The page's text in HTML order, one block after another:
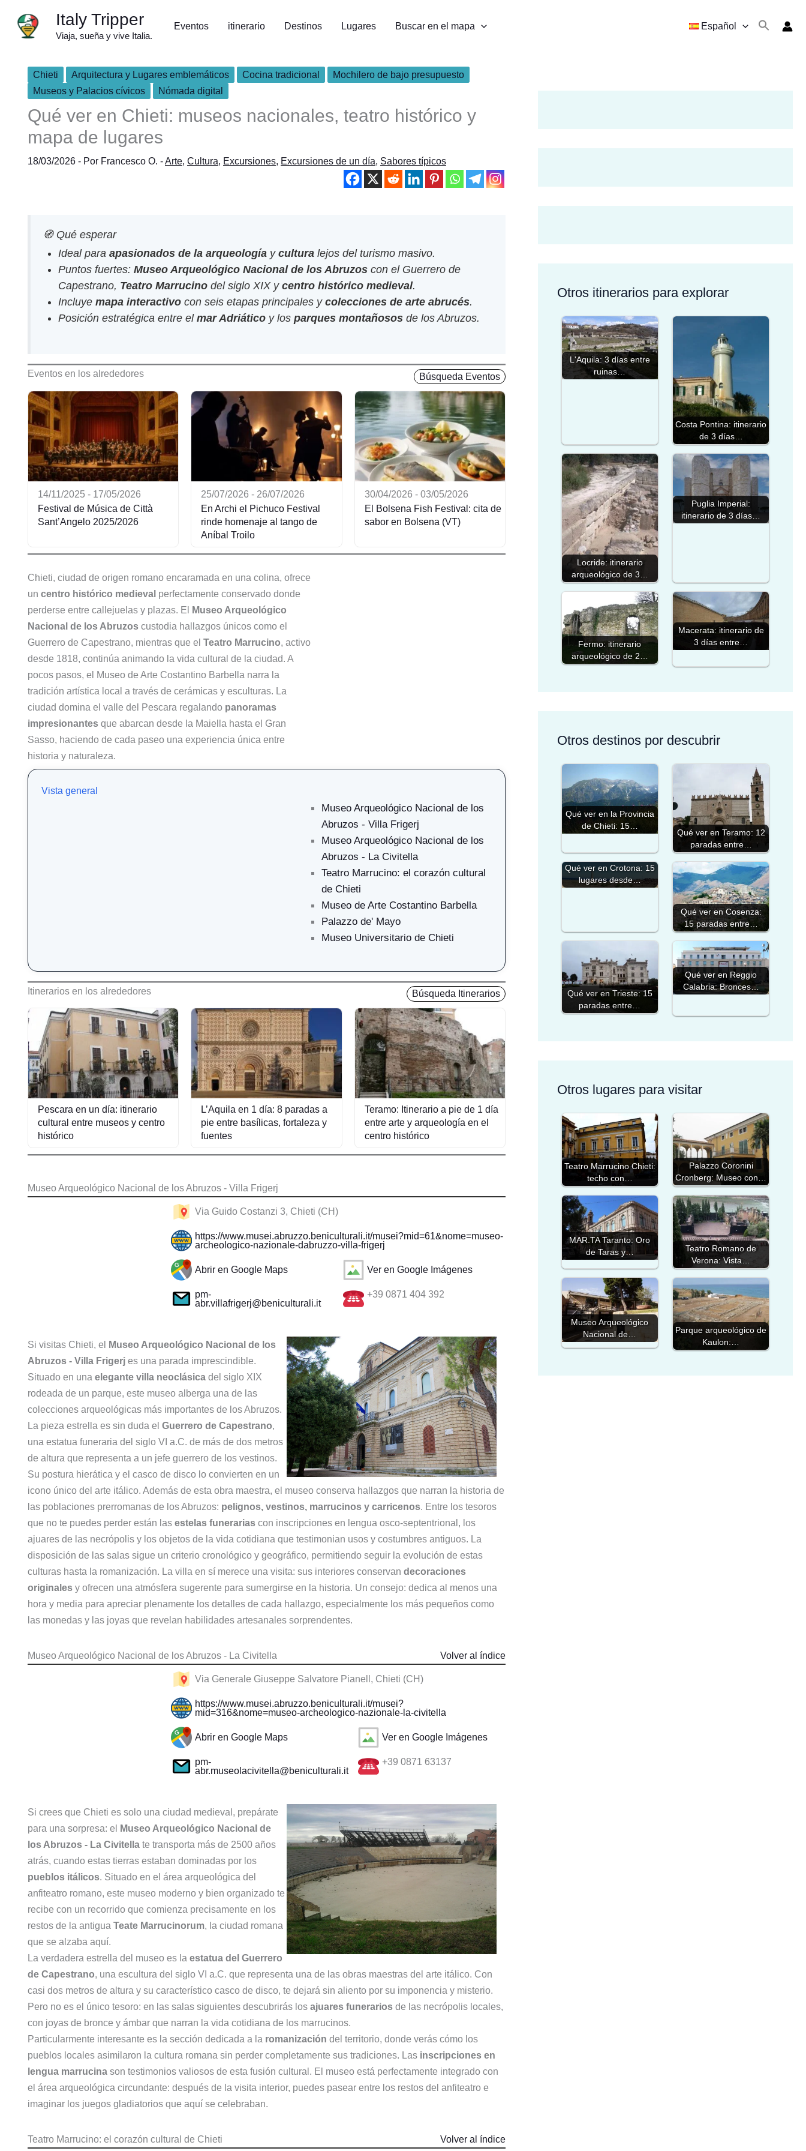
contenido
Italy Tripper
Viaja, sueña y vive Italia.
Eventos itinerario Destinos Lugares Buscar en el mapa Español
Chieti Arquitectura y Lugares emblemáticos Cocina tradicional
Mochilero de bajo presupuesto
Museos y Palacios cívicos
Nómada digital
Qué ver en Chieti: museos nacionales, teatro histórico y
mapa de lugares
18/03/2026 - Por Francesco O. -Arte, Cultura, Excursiones, Excursiones de un día, Sabores típicos
🧭 Qué esperar
Ideal paraapasionados de la arqueología ycultura lejos del turismo masivo.
Puntos fuertes:Museo Arqueológico Nacional de los Abruzos con el Guerrero de
Capestrano, Teatro Marrucino del siglo XIX ycentro histórico medieval.
Incluyemapa interactivo con seis etapas principales ycolecciones de arte abrucés.
Posición estratégica entre elmar Adriático y losparques montañosos de los Abruzos.
Eventos en los alrededores Búsqueda Eventos
14/11/2025 - 17/05/2026
Festival de Música de Città
Sant’Angelo 2025/2026
25/07/2026 - 26/07/2026
En Archi el Pichuco Festival
rinde homenaje al tango de
Aníbal Troilo
30/04/2026 - 03/05/2026
El Bolsena Fish Festival: cita de
sabor en Bolsena (VT)
Chieti, ciudad de origen romano encaramada en una colina, ofrece
un centro histórico medieval perfectamente conservado donde
perderse entre callejuelas y plazas. El
Museo Arqueológico
Nacional de los Abruzos custodia hallazgos únicos como el
Guerrero de Capestrano, mientras que el Teatro Marrucino, activo
desde 1818, continúa animando la vida cultural de la ciudad. A
pocos pasos, el Museo de Arte Costantino Barbella narra la
tradición artística local a través de cerámicas y esculturas. La
ciudad domina el valle del Pescara regalando panoramas
impresionantes que abarcan desde la Maiella hasta el Gran
Sasso, haciendo de cada paseo una experiencia única entre
historia y naturaleza.
Vista general
Museo Arqueológico Nacional de los
Abruzos - Villa Frigerj
Museo Arqueológico Nacional de los
Abruzos - La Civitella
Teatro Marrucino: el corazón cultural
de Chieti
Museo de Arte Costantino Barbella
Palazzo de' Mayo
Museo Universitario de Chieti
Itinerarios en los alrededores Búsqueda Itinerarios
Pescara en un día: itinerario
cultural entre museos y centro
histórico
L’Aquila en 1 día: 8 paradas a
pie entre basílicas, fortaleza y
fuentes
Teramo: Itinerario a pie de 1 día
entre arte y arqueología en el
centro histórico
Museo Arqueológico Nacional de los Abruzos - Villa Frigerj
Via Guido Costanzi 3, Chieti (CH)
https://www.musei.abruzzo.beniculturali.it/musei?mid=61&nome=museo-
archeologico-nazionale-dabruzzo-villa-frigerj
Abrir en Google Maps Ver en Google Imágenes
pm-
abr.villafrigerj@beniculturali.it
+39 0871 404 392
Si visitas Chieti, el
Museo Arqueológico Nacional de los
Abruzos - Villa Frigerj es una parada imprescindible.
Situado en una elegante villa neoclásica del siglo XIX
rodeada de un parque, este museo alberga una de las
colecciones arqueológicas más importantes de los Abruzos.
La pieza estrella es sin duda el Guerrero de Capestrano,
una estatua funeraria del siglo VI a.C. de más de dos metros
de altura que representa a un jefe guerrero de los vestinos.
Su postura hierática y el casco de disco lo convierten en un
icono único del arte itálico. Además de esta obra maestra, el museo conserva hallazgos que narran la historia de
las poblaciones prerromanas de los Abruzos: pelignos, vestinos, marrucinos y carricenos. Entre los tesoros
que no te puedes perder están las estelas funerarias con inscripciones en lengua osco-septentrional, los
ajuares de las necrópolis y los objetos de la vida cotidiana que testimonian usos y costumbres antiguos. La
disposición de las salas sigue un criterio cronológico y geográfico, permitiendo seguir la evolución de estas
culturas hasta la romanización. La villa en sí merece una visita: sus interiores conservan decoraciones
originales y ofrecen una atmósfera sugerente para sumergirse en la historia. Un consejo: dedica al menos una
hora y media para apreciar plenamente los detalles de cada hallazgo, especialmente los más pequeños como
las monedas y las joyas que revelan habilidades artesanales sorprendentes.
Museo Arqueológico Nacional de los Abruzos - La Civitella Volver al índice
Via Generale Giuseppe Salvatore Pianell, Chieti (CH)
https://www.musei.abruzzo.beniculturali.it/musei?
mid=316&nome=museo-archeologico-nazionale-la-civitella
Abrir en Google Maps Ver en Google Imágenes
pm-
abr.museolacivitella@beniculturali.it
+39 0871 63137
Si crees que Chieti es solo una ciudad medieval, prepárate
para una sorpresa: el
Museo Arqueológico Nacional de
los Abruzos - La Civitella te transporta más de 2500 años
atrás, cuando estas tierras estaban dominadas por los
pueblos itálicos. Situado en el área arqueológica del
anfiteatro romano, este museo moderno y bien organizado te
recibe con un recorrido que comienza precisamente en los
restos de la antigua Teate Marrucinorum, la ciudad romana
que se alzaba aquí.
La verdadera estrella del museo es la estatua del Guerrero
de Capestrano, una escultura del siglo VI a.C. que representa una de las obras maestras del arte itálico. Con
casi dos metros de altura y su característico casco de disco, te dejará sin aliento por su imponencia y misterio.
Pero no es el único tesoro: en las salas siguientes descubrirás los ajuares funerarios de las necrópolis locales,
con joyas de bronce y ámbar que narran la vida cotidiana de los marrucinos.
Particularmente interesante es la sección dedicada a la romanización del territorio, donde verás cómo los
pueblos locales asimilaron la cultura romana sin perder completamente sus tradiciones. Las inscripciones en
lengua marrucina son testimonios valiosos de esta fusión cultural. El museo está perfectamente integrado con
el área arqueológica circundante: después de la visita interior, puedes pasear entre los restos del anfiteatro e
imaginar los juegos gladiatorios que aquí se celebraban.
Teatro Marrucino: el corazón cultural de Chieti Volver al índice
Otros itinerarios para explorar
L'Aquila: 3 días entre
ruinas…
Costa Pontina: itinerario
de 3 días…
Locride: itinerario
arqueológico de 3…
Puglia Imperial:
itinerario de 3 días…
Fermo: itinerario
arqueológico de 2…
Macerata: itinerario de
3 días entre…
Otros destinos por descubrir
Qué ver en la Provincia
de Chieti: 15…
Qué ver en Teramo: 12
paradas entre…
Qué ver en Crotona: 15
lugares desde…
Qué ver en Cosenza:
15 paradas entre…
Qué ver en Trieste: 15
paradas entre…
Qué ver en Reggio
Calabria: Bronces…
Otros lugares para visitar
Teatro Marrucino Chieti:
techo con…
Palazzo Coronini
Cronberg: Museo con…
MAR.TA Taranto: Oro
de Taras y…
Teatro Romano de
Verona: Vista…
Museo Arqueológico
Nacional de…
Parque arqueológico de
Kaulon:…